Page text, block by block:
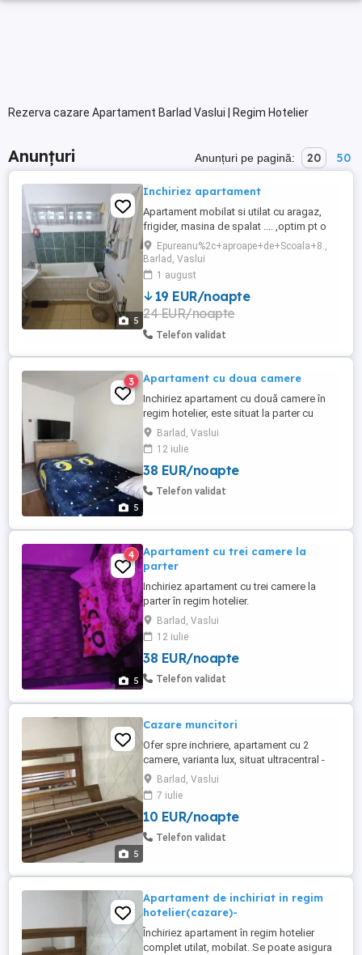
Rezerva cazare Apartament Barlad Vaslui | Regim Hotelier
Anunțuri Anunțuri pe pagină: 20 50
5
Inchiriez apartament
Apartament mobilat si utilat cu aragaz,
frigider, masina de spalat .... ,optim pt o
persoana. Zona linistita, pret convenabil .
Epureanu%2c+aproape+de+Scoala+8.,
Barlad, Vaslui
1 august
19 EUR/noapte
24 EUR/noapte
Telefon validat
5
3 Apartament cu doua camere
Inchiriez apartament cu două camere în
regim hotelier, este situat la parter cu
gradina.
Barlad, Vaslui
12 iulie
38 EUR/noapte
Telefon validat
5
4
Apartament cu trei camere la
parter
Inchiriez apartament cu trei camere la
parter în regim hotelier.
Barlad, Vaslui
12 iulie
38 EUR/noapte
Telefon validat
5
Cazare muncitori
Ofer spre inchriere, apartament cu 2
camere, varianta lux, situat ultracentral -
deasupra la Green Clinic. Apartamentul
este total mobilat și utilat. Preț 50 lei
noapte muncitor. Minim 300 lei noapte -
tot apartamentul. Am și unul cu 3 camere
unde pot caza până la 12 persoane.
Barlad, Vaslui
7 iulie
10 EUR/noapte
Telefon validat
Apartament de inchiriat in regim
hotelier(cazare)-
Închiriez apartament în regim hotelier
complet utilat, mobilat. Se poate asigura